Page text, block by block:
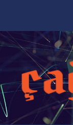
content